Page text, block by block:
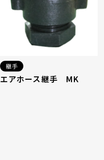
継手
エアホース継手 MK